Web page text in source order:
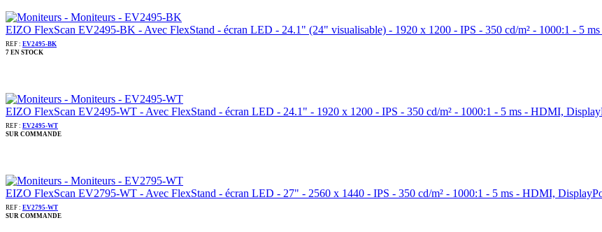
EIZO FlexScan EV2495-BK - Avec FlexStand - écran LED - 24.1" (24" visualisable) - 1920 x 1200 - IPS - 350 cd/m² - 1000:1 - 5
REF : EV2495-BK
7 EN STOCK
EIZO FlexScan EV2495-WT - Avec FlexStand - écran LED - 24.1" - 1920 x 1200 - IPS - 350 cd/m² - 1000:1 - 5 ms - HDMI,
REF : EV2495-WT
SUR COMMANDE
EIZO FlexScan EV2795-WT - Avec FlexStand - écran LED - 27" - 2560 x 1440 - IPS - 350 cd/m² - 1000:1 - 5 ms - HDMI,
REF : EV2795-WT
SUR COMMANDE